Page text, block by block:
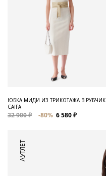
ЮБКА МИДИ ИЗ ТРИКОТАЖА В РУБЧИК
CAIFA
32 900 ₽ -80% 6 580 ₽
АУТЛЕТ